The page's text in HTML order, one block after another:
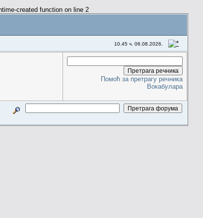
created function on line 2
10.45 ч. 06.08.2026.
Помоћ за претрагу речника
Вокабулара